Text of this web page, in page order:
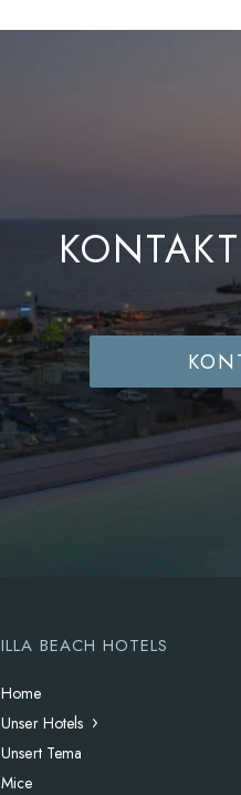
ILLA BEACH HOTELS
Home
Unser Hotels
Unsert Tema
Mice